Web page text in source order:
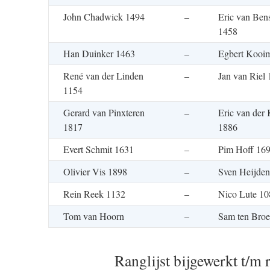
John Chadwick 1494
–
Eric van
1458
Han Duinker 1463
–
Egbert
René van der Linden
1154
– Jan van Riel
Gerard van Pinxteren
1817
–
Eric van der
1886
Evert Schmit 1631
–
Pim Hoff
Olivier Vis 1898
–
Sven
Rein Reek 1132
–
Nico Lute
Tom van Hoorn
– Sam ten
Ranglijst bijgewerkt t/m